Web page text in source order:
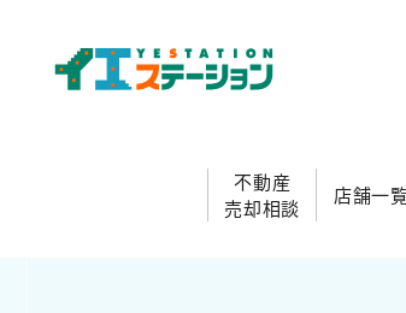
不動産
売却相談
店舗一